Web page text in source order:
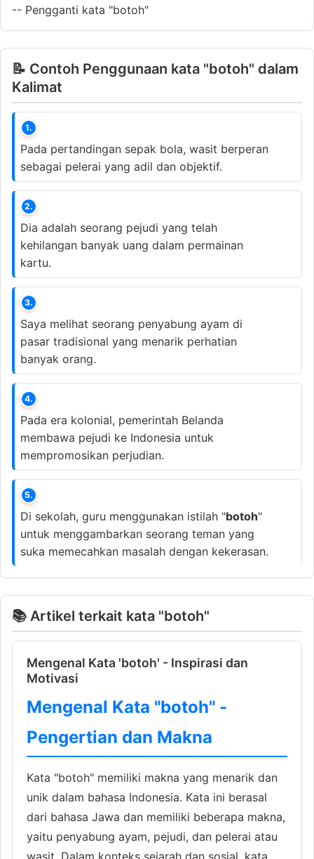
-- Pengganti kata "botoh"
📝 Contoh Penggunaan kata "botoh" dalam
Kalimat
1.
Pada pertandingan sepak bola, wasit berperan
sebagai pelerai yang adil dan objektif.
2.
Dia adalah seorang pejudi yang telah
kehilangan banyak uang dalam permainan
kartu.
3.
Saya melihat seorang penyabung ayam di
pasar tradisional yang menarik perhatian
banyak orang.
4.
Pada era kolonial, pemerintah Belanda
membawa pejudi ke Indonesia untuk
mempromosikan perjudian.
5.
Di sekolah, guru menggunakan istilah "botoh"
untuk menggambarkan seorang teman yang
suka memecahkan masalah dengan kekerasan.
📚 Artikel terkait kata "botoh"
Mengenal Kata 'botoh' - Inspirasi dan
Motivasi
Mengenal Kata "botoh" -
Pengertian dan Makna
Kata "botoh" memiliki makna yang menarik dan
unik dalam bahasa Indonesia. Kata ini berasal
dari bahasa Jawa dan memiliki beberapa makna,
yaitu penyabung ayam, pejudi, dan pelerai atau
wasit. Dalam konteks sejarah dan sosial, kata